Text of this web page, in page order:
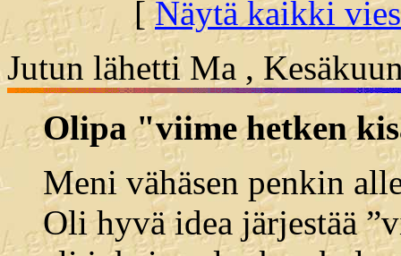
[Näytä kaikki
Jutun lähetti Ma ,
Olipa "viime hetken
Meni vähäsen penkin
Oli hyvä idea järjestää